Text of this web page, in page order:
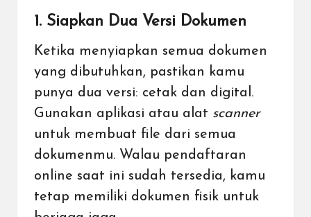
1. Siapkan Dua Versi Dokumen
Ketika menyiapkan semua dokumen
yang dibutuhkan, pastikan kamu
punya dua versi: cetak dan digital.
Gunakan aplikasi atau alat scanner
untuk membuat file dari semua
dokumenmu. Walau pendaftaran
online saat ini sudah tersedia, kamu
tetap memiliki dokumen fisik untuk